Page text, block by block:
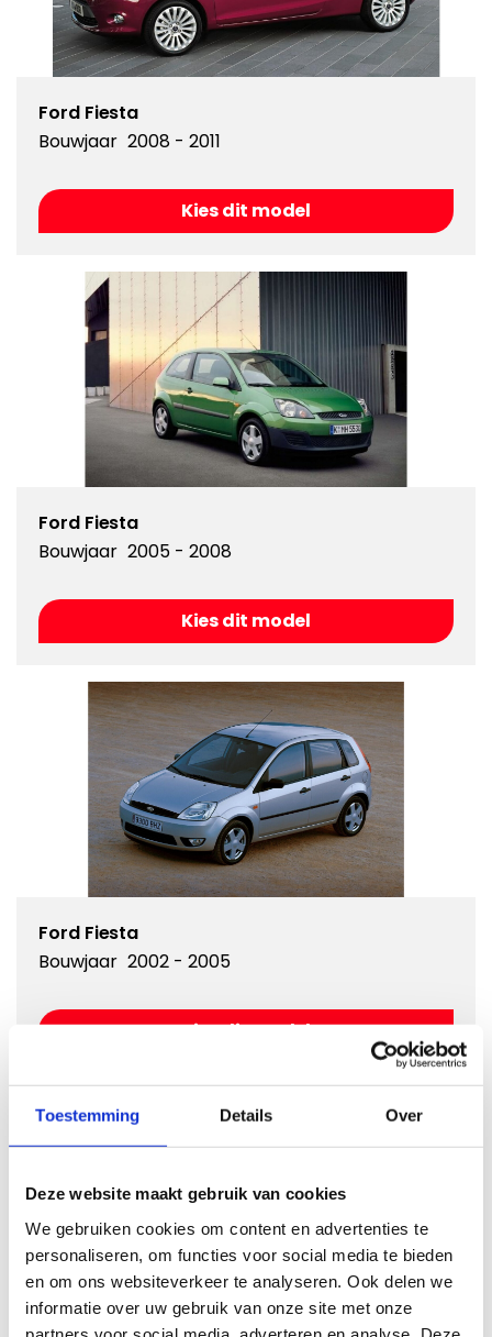
Toestemming Details Over
Deze website maakt gebruik van cookies
We gebruiken cookies om content en advertenties te
personaliseren, om functies voor social media te bieden
en om ons websiteverkeer te analyseren. Ook delen we
informatie over uw gebruik van onze site met onze
Ford Fiesta
Bouwjaar 2008 - 2011
Kies dit model
Ford Fiesta
Bouwjaar 2005 - 2008
Kies dit model
Ford Fiesta
Bouwjaar 2002 - 2005
Kies dit model